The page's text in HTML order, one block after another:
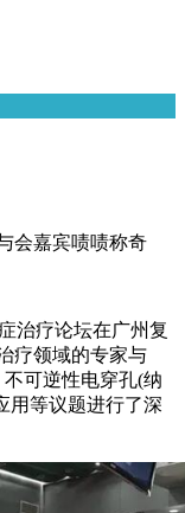
会嘉宾啧啧称奇
治疗论坛在广州复
疗领域的专家与
可逆性电穿孔(纳
用等议题进行了深